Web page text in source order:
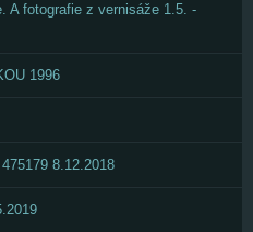
A fotografie z vernisáže 1.5. -
1996
8.12.2018